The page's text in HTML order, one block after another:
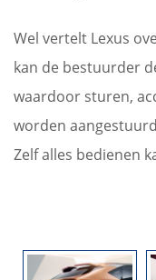
Wel vertelt Lexus
kan de bestuurder
waardoor sturen,
worden
Zelf alles bedienen